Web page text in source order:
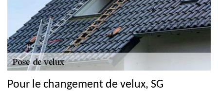
Pour le changement de velux, SG